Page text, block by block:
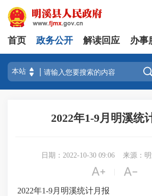
首页 政务公开 解读回应 办事

2022年1-9月明溪统
日期：2022-10-30 09:06 来源：
 
2022年1-9月明溪统计月报